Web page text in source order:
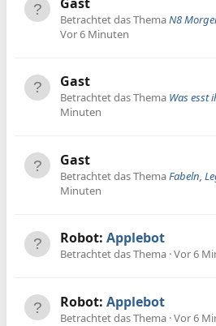
Betrachtet das ThemaN8
Vor 6 Minuten
Gast
Betrachtet das Thema Was esst
Minuten
Gast
Betrachtet das ThemaFabeln,
Minuten
Robot: Applebot
Betrachtet das Thema Vor 6
Robot: Applebot
Betrachtet das Thema Vor 6